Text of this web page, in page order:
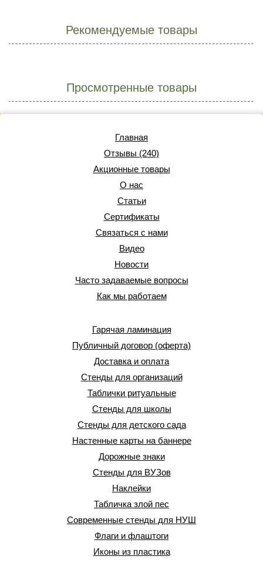
Рекомендуемые товары
Просмотренные товары
Главная
Отзывы (240)
Акционные товары
О нас
Статьи
Сертификаты
Связаться с нами
Видео
Новости
Часто задаваемые вопросы
Как мы работаем
Гарячая ламинация
Публичный договор (оферта)
Доставка и оплата
Стенды для организаций
Таблички ритуальные
Стенды для школы
Стенды для детского сада
Настенные карты на баннере
Дорожные знаки
Стенды для ВУЗов
Наклейки
Табличка злой пес
Современные стенды для НУШ
Флаги и флаштоги
Иконы из пластика